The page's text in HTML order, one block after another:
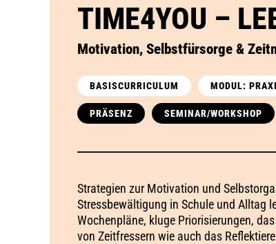
TIME4YOU –
Motivation, Selbstfürsorge &
BASISCURRICULUM MODUL:
PRÄSENZ SEMINAR/WORKSHOP
Strategien zur Motivation und
Stressbewältigung in Schule und Alltag
Wochenpläne, kluge Priorisierungen,
von Zeitfressern wie auch das